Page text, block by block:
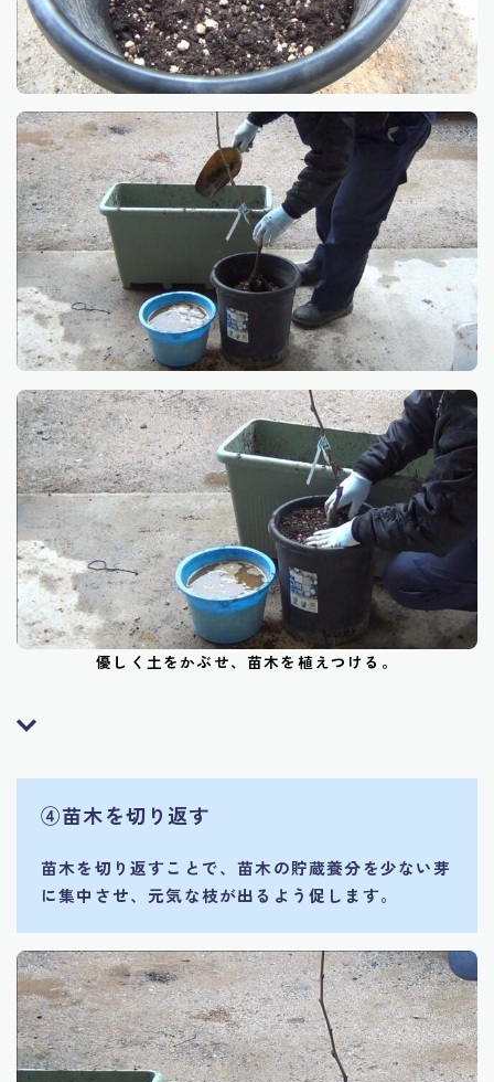
優しく土をかぶせ、苗木を植えつける。
④苗木を切り返す
苗木を切り返すことで、苗木の貯蔵養分を少ない芽
に集中させ、元気な枝が出るよう促します。